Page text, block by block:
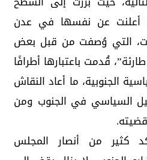
أعلنت عن نفسها في عدن
التي وُصفت من قبل بعض
قُدمت باعتبارها أطرافًا
الجنوبية، ما أعاد النقاش
السياسي في الجنوب ومن
كثير من أنصار المجلس